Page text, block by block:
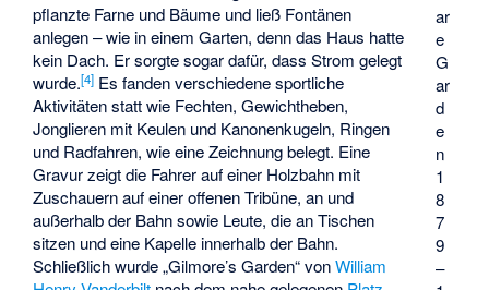
ar
e
G
ar
d
e
n
1
8
7
9
–
pflanzte Farne und Bäume und ließ Fontänen
anlegen – wie in einem Garten, denn das Haus hatte
kein Dach. Er sorgte sogar dafür, dass Strom gelegt
wurde.[4] Es fanden verschiedene sportliche
Aktivitäten statt wie Fechten, Gewichtheben,
Jonglieren mit Keulen und Kanonenkugeln, Ringen
und Radfahren, wie eine Zeichnung belegt. Eine
Gravur zeigt die Fahrer auf einer Holzbahn mit
Zuschauern auf einer offenen Tribüne, an und
außerhalb der Bahn sowie Leute, die an Tischen
sitzen und eine Kapelle innerhalb der Bahn.
Schließlich wurde „Gilmore’s Garden“ vonWilliam